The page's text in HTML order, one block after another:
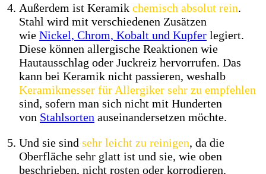
Außerdem ist Keramik chemisch absolut rein.
Stahl wird mit verschiedenen Zusätzen
wie Nickel, Chrom, Kobalt und Kupfer legiert.
Diese können allergische Reaktionen wie
Hautausschlag oder Juckreiz hervorrufen. Das
kann bei Keramik nicht passieren, weshalb
Keramikmesser für Allergiker sehr zu empfehlen
sind, sofern man sich nicht mit Hunderten
von Stahlsorten auseinandersetzen möchte.
Und sie sind sehr leicht zu reinigen, da die
Oberfläche sehr glatt ist und sie, wie oben
beschrieben, nicht rosten oder korrodieren.